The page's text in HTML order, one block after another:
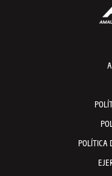
POLÍTICA